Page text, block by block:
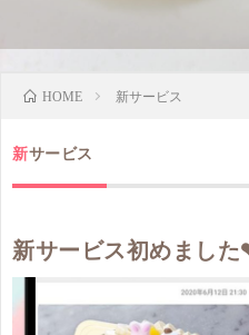
HOME 新サービス
新サービス
新サービス初めまし